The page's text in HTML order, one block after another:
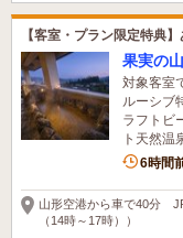
【客室・プラン限定特典
果実の
対象客室
ルーシブ
ラフトビ
ト天然温
6時間
山形空港から車で40分
（14時～17時））